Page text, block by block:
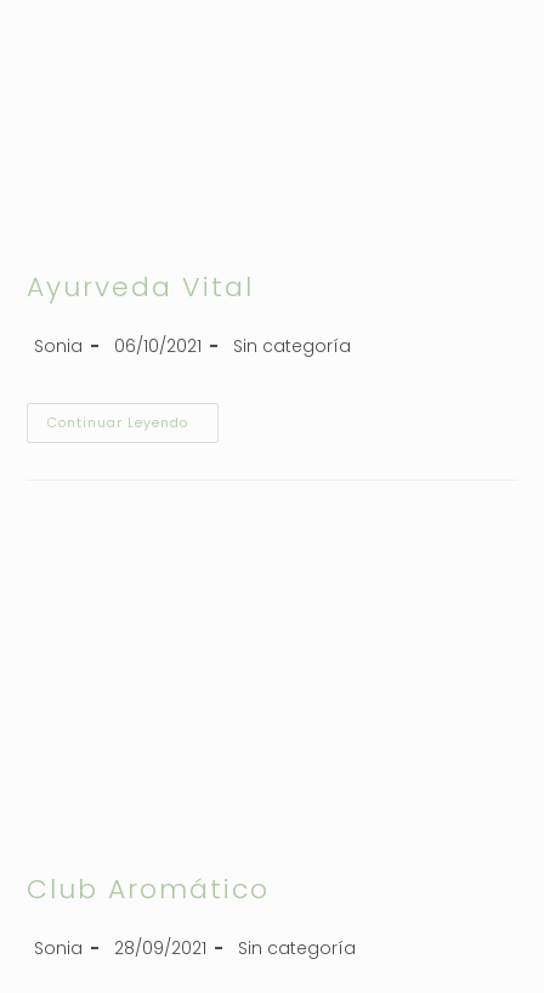
Ayurveda Vital
Sonia 06/10/2021 Sin categoría
Continuar Leyendo
Club Aromático
Sonia 28/09/2021 Sin categoría